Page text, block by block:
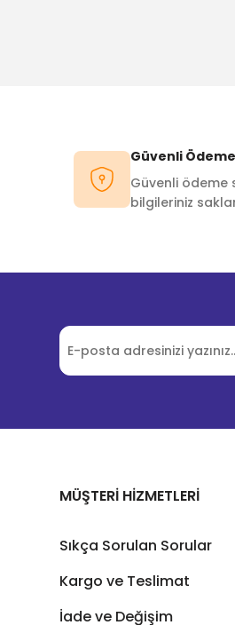
Yorum Yaz
Güvenli Ödeme
Güvenli ödeme
bilgileriniz
MÜŞTERİ HİZMETLERİ
Sıkça Sorulan Sorular
Kargo ve Teslimat
İade ve Değişim